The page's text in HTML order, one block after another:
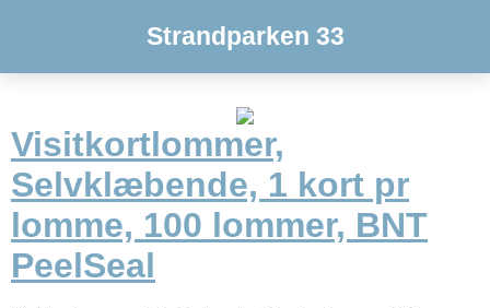
Strandparken 33
Visitkortlommer,
Selvklæbende, 1 kort pr
lomme, 100 lommer, BNT
PeelSeal